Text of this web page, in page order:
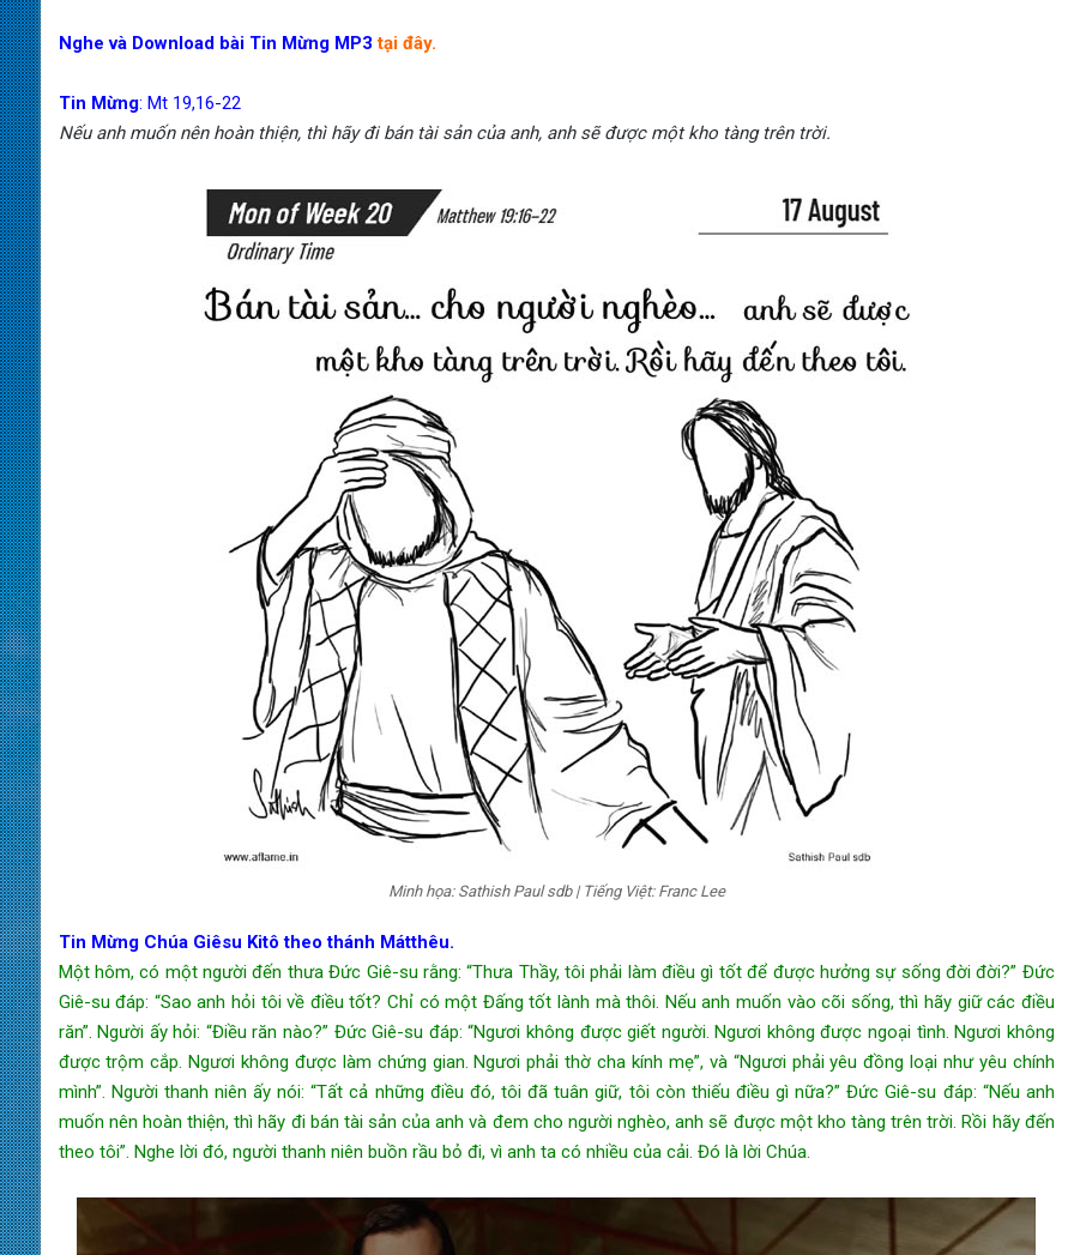
Nghe và Download bài Tin Mừng MP3 tại đây.
Tin Mừng: Mt 19,16-22
Nếu anh muốn nên hoàn thiện, thì hãy đi bán tài sản của anh, anh sẽ được một kho tàng trên trời.
Minh họa: Sathish Paul sdb | Tiếng Việt: Franc Lee
Tin Mừng Chúa Giêsu Kitô theo thánh Mátthêu.
Một hôm, có một người đến thưa Đức Giê-su rằng: “Thưa Thầy, tôi phải làm điều gì tốt để được hưởng sự sống đời đời?” Đức
Giê-su đáp: “Sao anh hỏi tôi về điều tốt? Chỉ có một Đấng tốt lành mà thôi. Nếu anh muốn vào cõi sống, thì hãy giữ các điều
răn”. Người ấy hỏi: “Điều răn nào?” Đức Giê-su đáp: “Ngươi không được giết người. Ngươi không được ngoại tình. Ngươi không
được trộm cắp. Ngươi không được làm chứng gian. Ngươi phải thờ cha kính mẹ”, và “Ngươi phải yêu đồng loại như yêu chính
mình”. Người thanh niên ấy nói: “Tất cả những điều đó, tôi đã tuân giữ, tôi còn thiếu điều gì nữa?” Đức Giê-su đáp: “Nếu anh
muốn nên hoàn thiện, thì hãy đi bán tài sản của anh và đem cho người nghèo, anh sẽ được một kho tàng trên trời. Rồi hãy đến
theo tôi”. Nghe lời đó, người thanh niên buồn rầu bỏ đi, vì anh ta có nhiều của cải. Đó là lời Chúa.